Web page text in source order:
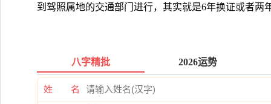
到驾照属地的交通部门进行，其实就是6年换证或者两
八字精批 2026运势
姓 名